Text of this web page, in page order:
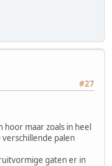
#27
hoor maar zoals in heel
verschillende palen
gaten er in